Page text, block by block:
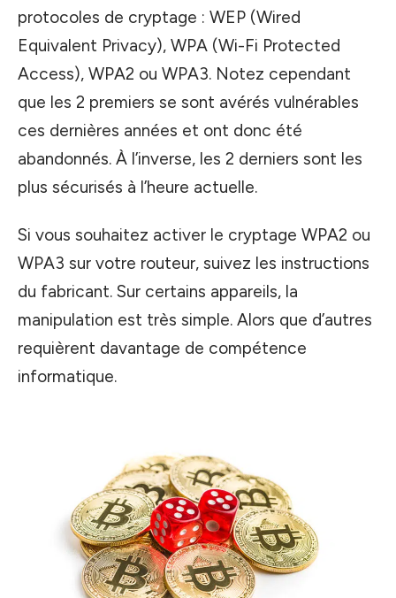
protocoles de cryptage : WEP (Wired
Equivalent Privacy), WPA (Wi-Fi Protected
Access), WPA2 ou WPA3. Notez cependant
que les 2 premiers se sont avérés vulnérables
ces dernières années et ont donc été
abandonnés. À l’inverse, les 2 derniers sont les
plus sécurisés à l’heure actuelle.
Si vous souhaitez activer le cryptage WPA2 ou
WPA3 sur votre routeur, suivez les instructions
du fabricant. Sur certains appareils, la
manipulation est très simple. Alors que d’autres
requièrent davantage de compétence
informatique.